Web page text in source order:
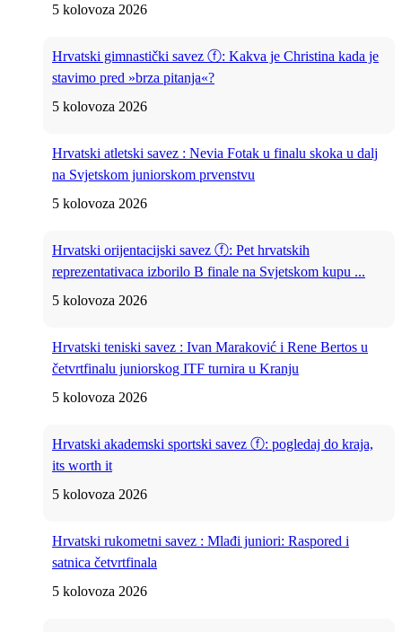
5 kolovoza 2026
Hrvatski gimnastički savez ⓕ: Kakva je Christina kada je
stavimo pred »brza pitanja«?
5 kolovoza 2026
Hrvatski atletski savez : Nevia Fotak u finalu skoka u dalj
na Svjetskom juniorskom prvenstvu
5 kolovoza 2026
Hrvatski orijentacijski savez ⓕ: Pet hrvatskih
reprezentativaca izborilo B finale na Svjetskom kupu ...
5 kolovoza 2026
Hrvatski teniski savez : Ivan Maraković i Rene Bertos u
četvrtfinalu juniorskog ITF turnira u Kranju
5 kolovoza 2026
Hrvatski akademski sportski savez ⓕ: pogledaj do kraja,
its worth it
5 kolovoza 2026
Hrvatski rukometni savez : Mlađi juniori: Raspored i
satnica četvrtfinala
5 kolovoza 2026